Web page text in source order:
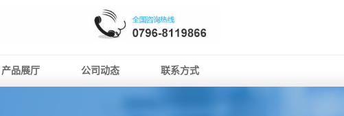
产品展厅 公司动态 联系方式